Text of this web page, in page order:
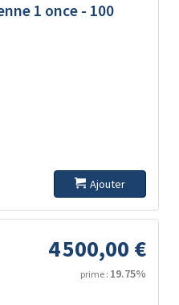
1 once - 100
Ajouter
4 500,00 €
prime : 19.75%